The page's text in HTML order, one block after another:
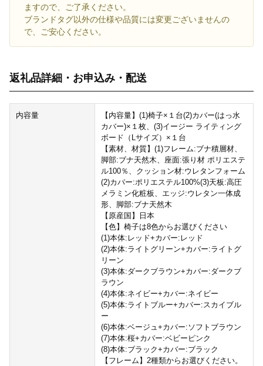
ますので、ご了承ください。
ブランドタグ以外の仕様や品質には変更ございませんの
で、ご安心ください。
返礼品詳細・お申込み・配送
内容量
【内容量】(1)椅子×１台(2)カバー(はっ水
カバー)×１枚、(3)イージー ライティング
ボード（Lサイズ）×１台
【素材、材質】(1)フレーム:ブナ積層材、
脚部:ブナ天然木、座面:張り材 ポリエステ
ル100％、クッション材:ウレタンフォーム
(2)カバー:ポリエステル100%(3)天板:高圧
メラミン化粧板、エッジ:ウレタン一体成
形、脚部:ブナ天然木
【原産国】日本
【色】椅子は8色からお選びください
(1)本体:レッド+カバー:レッド
(2)本体:ライトグリーン+カバー:ライトグ
リーン
(3)本体:ダークブラウン+カバー:ダークブ
ラウン
(4)本体:ネイビー+カバー:ネイビー
(5)本体:ライトブルー+カバー:スカイブル
ー
(6)本体:ベージュ+カバー:ソフトブラウン
(7)本体:桜+カバー:ベビーピンク
(8)本体:ブラック+カバー:ブラック
【フレーム】2種類からお選びください。